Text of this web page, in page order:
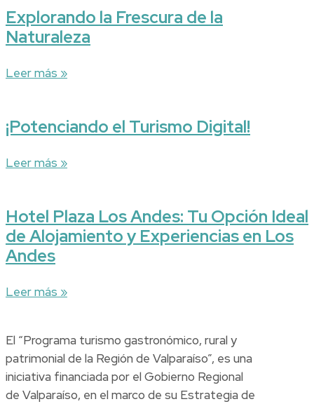
Explorando la Frescura de la
Naturaleza
Leer más »
¡Potenciando el Turismo Digital!
Leer más »
Hotel Plaza Los Andes: Tu Opción Ideal
de Alojamiento y Experiencias en Los
Andes
Leer más »
El “Programa turismo gastronómico, rural y
patrimonial de la Región de Valparaíso”, es una
iniciativa financiada por el Gobierno Regional
de Valparaíso, en el marco de su Estrategia de